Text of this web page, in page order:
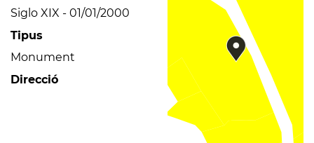
Siglo XIX - 01/01/2000
Tipus
Monument
Direcció